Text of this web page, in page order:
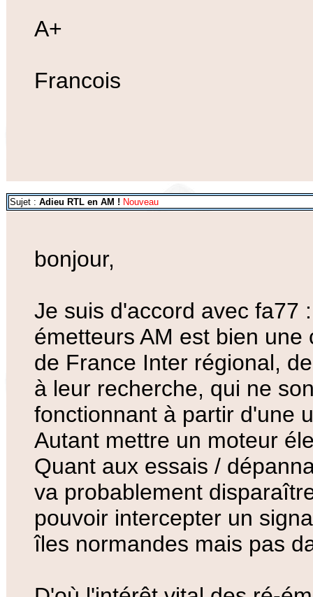
A+
Francois
Sujet : Adieu RTL en AM ! Nouveau
bonjour,
Je suis d'accord avec fa77
émetteurs AM est bien
de France Inter régional,
à leur recherche, qui ne
fonctionnant à partir d'une
Autant mettre un moteur
Quant aux essais /
va probablement
pouvoir intercepter un
îles normandes mais pas